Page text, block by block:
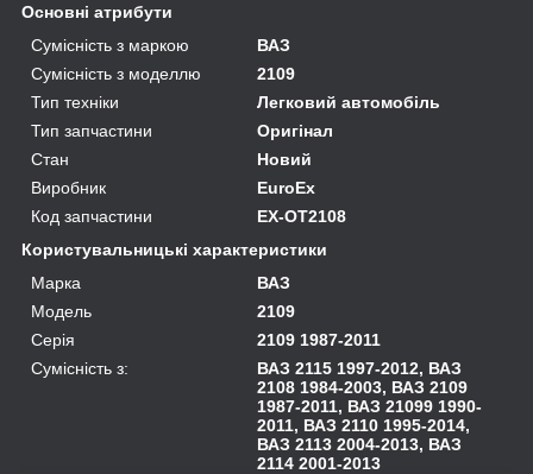
Основні атрибути
Сумісність з маркою
ВАЗ
Сумісність з моделлю
2109
Тип техніки
Легковий автомобіль
Тип запчастини
Оригінал
Стан
Новий
Виробник
EuroEx
Код запчастини
EX-OT2108
Користувальницькі характеристики
Марка
ВАЗ
Модель
2109
Серія
2109 1987-2011
Сумісність з:
ВАЗ 2115 1997-2012, ВАЗ
2108 1984-2003, ВАЗ 2109
1987-2011, ВАЗ 21099 1990-
2011, ВАЗ 2110 1995-2014,
ВАЗ 2113 2004-2013, ВАЗ
2114 2001-2013